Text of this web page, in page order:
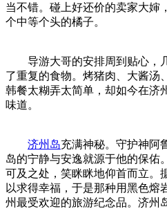
当不错。碰上好还价的卖家大婶
个中等个头的橘子。
导游大哥的安排周到贴心，
了重复的食物。烤猪肉、大酱
韩餐太糊弄太简单，却如今在济
味道。
济州岛充满神秘。守护神阿
岛的宁静与安逸就源于他的保佑
可及之处，笑眯眯地仰首而立。
以求得幸福，于是那种用黑色熔
州最受欢迎的旅游纪念品。济州